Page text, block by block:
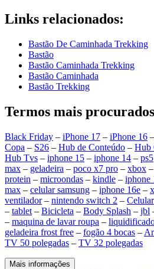
Links relacionados:
Bastão De Caminhada Trekking
Bastão
Bastão Caminhada Trekking
Bastão Caminhada
Bastão Trekking
Termos mais procurados
Black Friday – iPhone 17 – iPhone 16 –
Copa – S26 – Hub de Conteúdo – Hub
Hub Tvs – iphone 15 – iphone 14 – ps5
max – geladeira – poco x7 pro – xbox –
protein – microondas – kindle – iphone
max – celular samsung – iphone 16e –
ventilador– nintendo switch 2 – Celular
– tablet – Bicicleta – Body Splash – jbl
– maquina de lavar roupa –
geladeira frost free – fogão 4 bocas –
TV 50 polegadas – TV 32 polegadas
Mais informações